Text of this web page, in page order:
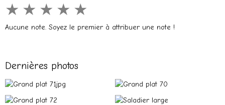
★ ★ ★ ★ ★
Aucune note. Soyez le premier à attribuer une note !
Dernières photos